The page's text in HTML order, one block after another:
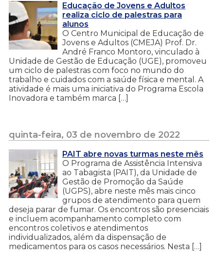
Educação de Jovens e Adultos
realiza ciclo de palestras para
alunos
O Centro Municipal de Educação de
Jovens e Adultos (CMEJA) Prof. Dr.
André Franco Montoro, vinculado à
Unidade de Gestão de Educação (UGE), promoveu
um ciclo de palestras com foco no mundo do
trabalho e cuidados com a saúde física e mental. A
atividade é mais uma iniciativa do Programa Escola
Inovadora e também marca […]
quinta-feira, 03 de novembro de 2022
PAIT abre novas turmas neste mês
O Programa de Assistência Intensiva
ao Tabagista (PAIT), da Unidade de
Gestão de Promoção da Saúde
(UGPS), abre neste mês mais cinco
grupos de atendimento para quem
deseja parar de fumar. Os encontros são presenciais
e incluem acompanhamento completo com
encontros coletivos e atendimentos
individualizados, além da dispensação de
medicamentos para os casos necessários. Nesta […]